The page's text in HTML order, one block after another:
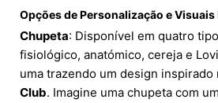
Opções de Personalização e
Chupeta: Disponível em quatro
fisiológico, anatómico, cereja e
uma trazendo um design inspirado
Club. Imagine uma chupeta com